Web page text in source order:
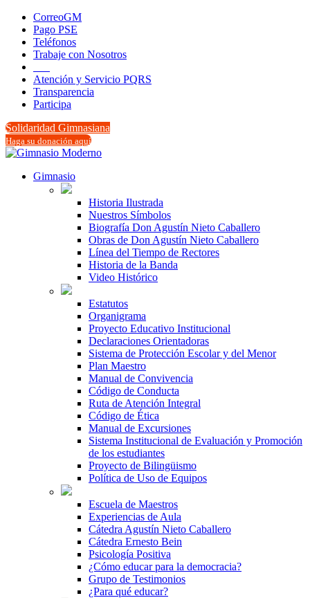
CorreoGM
Pago PSE
Teléfonos
Trabaje con Nosotros
Atención y Servicio PQRS
Transparencia
Participa
Solidaridad Gimnasiana
Haga su donación aquí
Gimnasio
Historia Ilustrada
Nuestros Símbolos
Biografía Don Agustín Nieto Caballero
Obras de Don Agustín Nieto Caballero
Línea del Tiempo de Rectores
Historia de la Banda
Video Histórico
Estatutos
Organigrama
Proyecto Educativo Institucional
Declaraciones Orientadoras
Sistema de Protección Escolar y del Menor
Plan Maestro
Manual de Convivencia
Código de Conducta
Ruta de Atención Integral
Código de Ética
Manual de Excursiones
Sistema Institucional de Evaluación y Promoción
de los estudiantes
Proyecto de Bilingüismo
Política de Uso de Equipos
Escuela de Maestros
Experiencias de Aula
Cátedra Agustín Nieto Caballero
Cátedra Ernesto Bein
Psicología Positiva
¿Cómo educar para la democracia?
Grupo de Testimonios
¿Para qué educar?